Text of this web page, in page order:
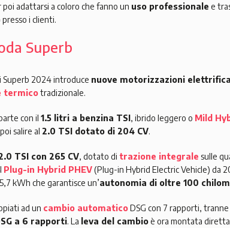
adattarsi a coloro che fanno un uso professionale e
i clienti.
Superb
Superb 2024 introduce nuove motorizzazioni
termicotradizionale.
con il 1.5 litri a benzina TSI, ibrido leggero o Mild
salire al 2.0 TSI dotato di 204 CV.
TSI con 265 CV, dotato di trazione integrale sulle
Plug-in Hybrid PHEV(Plug-in Hybrid Electric Vehicle) da
kWh che garantisce un’autonomia di oltre 100
ad un cambio automaticoDSG con 7 rapporti,
a 6 rapporti. La leva del cambioè ora montata